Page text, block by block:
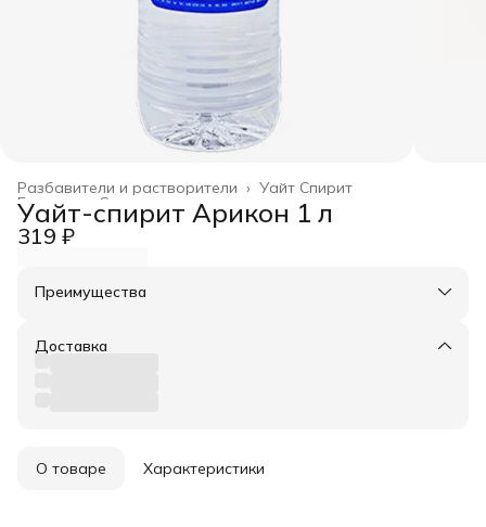
Уайт Спирит
Разбавители и растворители ›
Спецсоставы
Главная
Уайт-спирит Арикон 1 л
319 ₽
Преимущества
Оплата частями в Сплит
Удобный возврат
Доставка
О товаре Характеристики